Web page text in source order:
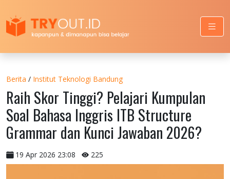
Berita / Institut Teknologi Bandung
Raih Skor Tinggi? Pelajari Kumpulan
Soal Bahasa Inggris ITB Structure
Grammar dan Kunci Jawaban 2026?
19 Apr 2026 23:08 225